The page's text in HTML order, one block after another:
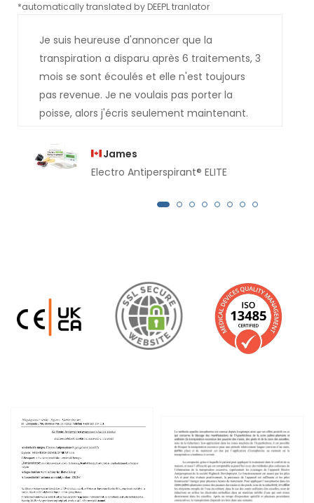
*automatically translated by DEEPL tranlator
Je suis heureuse d'annoncer que la
transpiration a disparu après 6 traitements, 3
mois se sont écoulés et elle n'est toujours
pas revenue. Je ne voulais pas porter la
poisse, alors j'écris seulement maintenant.
transpiration commence à réapparaître,
merci de votre réponse.
James
Electro Antiperspirant® ELITE